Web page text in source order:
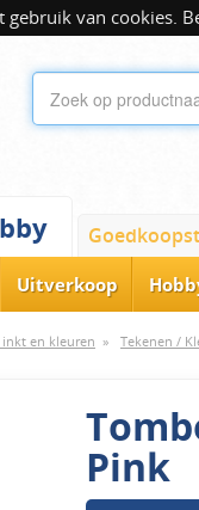
van cookies.
Uitverkoop
inkt en kleuren » Tekenen /
Pink